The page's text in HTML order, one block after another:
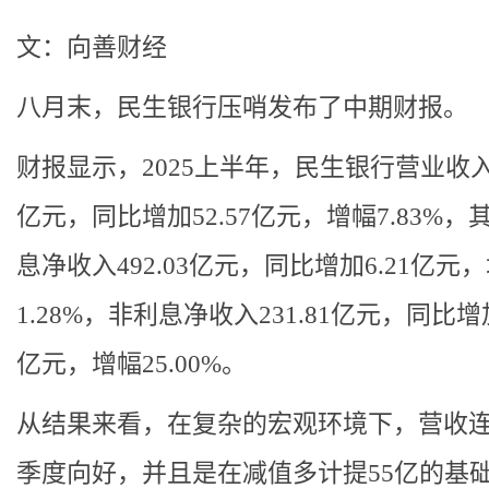
文：向善财经
八月末，民生银行压哨发布了中期财报。
财报显示，2025上半年，民生银行营业收
亿元，同比增加52.57亿元，增幅7.83%，
息净收入492.03亿元，同比增加6.21亿元
1.28%，非利息净收入231.81亿元，同比增
亿元，增幅25.00%。
从结果来看，在复杂的宏观环境下，营收
季度向好，并且是在减值多计提55亿的基